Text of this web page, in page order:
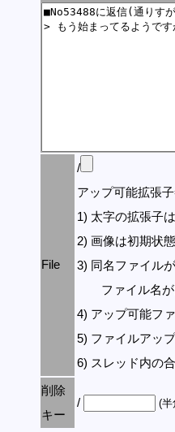
File
/
アップ可能拡張
1) 太字の拡張子
2) 画像は初期状
3) 同名ファイル
ファイル名が
4) アップ可能フ
5) ファイルアッ
6) スレッド内の
削除
キー
/ (半